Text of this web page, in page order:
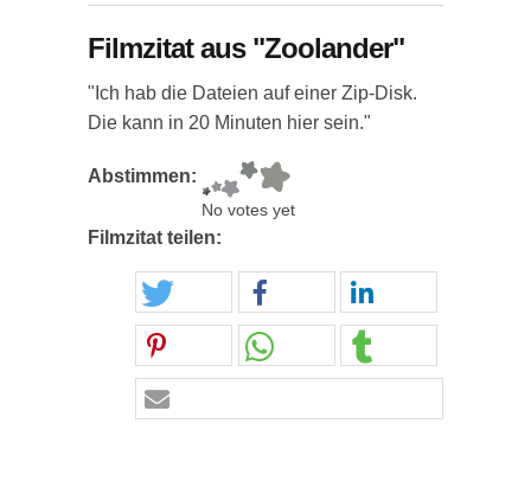
Filmzitat aus "Zoolander"
"Ich hab die Dateien auf einer Zip-Disk.
Die kann in 20 Minuten hier sein."
Abstimmen:
No votes yet
Filmzitat teilen: